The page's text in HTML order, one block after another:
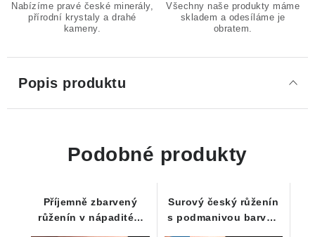
Nabízíme pravé české minerály,
přírodní krystaly a drahé
kameny.
Všechny naše produkty máme
skladem a odesíláme je
obratem.
Popis produktu
Podobné produkty
Příjemně zbarvený
růženín v nápaditém
Surový český růženín
s podmanivou barvou